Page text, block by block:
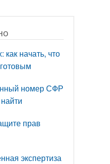
как начать, что
номер СФР
прав
экспертиза